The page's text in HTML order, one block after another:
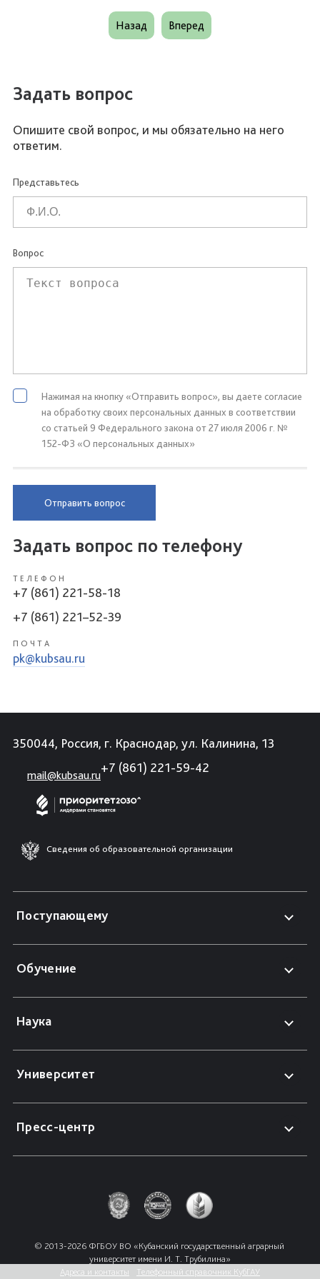
Назад Вперед
Задать вопрос
Опишите свой вопрос, и мы обязательно на него
ответим.
Представьтесь
Вопрос
Нажимая на кнопку «Отправить вопрос», вы даете согласие
на обработку своих персональных данных в соответствии
со статьей 9 Федерального закона от 27 июля 2006 г. №
152-ФЗ «О персональных данных»
Отправить вопрос
Задать вопрос по телефону
ТЕЛЕФОН
+7 (861) 221-58-18
+7 (861) 221–52-39
ПОЧТА
pk@kubsau.ru
350044, Россия, г. Краснодар, ул. Калинина, 13
mail@kubsau.ru
+7 (861) 221-59-42
Сведения об образовательной организации
Поступающему
Обучение
Наука
Университет
Пресс-центр
© 2013-2026 ФГБОУ ВО «Кубанский государственный аграрный
университет имени И. Т. Трубилина»
Адреса и контакты
Телефонный справочник КубГАУ